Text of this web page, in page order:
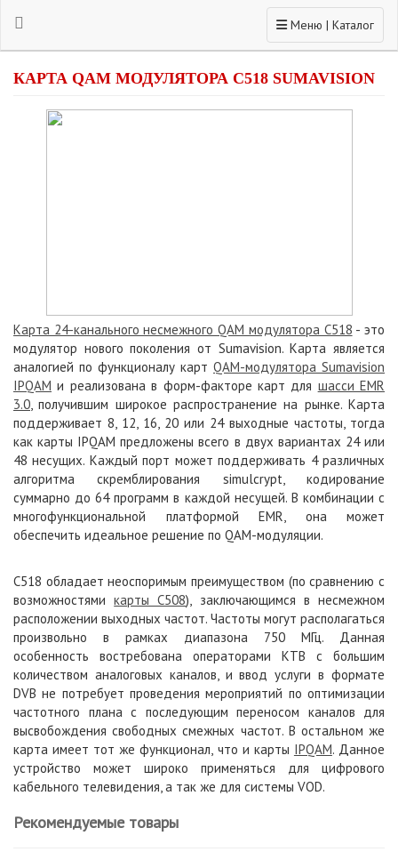
Toggle navigation
Меню | Каталог
КАРТА QAM МОДУЛЯТОРА C518 SUMAVISION
Карта 24-канального несмежного QAM модулятора C518 - это
модулятор нового поколения от Sumavision. Карта является
аналогией по функционалу карт QAM-модулятора Sumavision
IPQAM и реализована в форм-факторе карт для шасси EMR
3.0, получившим широкое распространение на рынке. Карта
поддерживает 8, 12, 16, 20 или 24 выходные частоты, тогда
как карты IPQAM предложены всего в двух вариантах 24 или
48 несущих. Каждый порт может поддерживать 4 различных
алгоритма скремблирования simulcrypt, кодирование
суммарно до 64 программ в каждой несущей. В комбинации с
многофункциональной платформой EMR, она может
обеспечить идеальное решение по QAM-модуляции.
С518 обладает неоспоримым преимуществом (по сравнению с
возможностямикарты С508), заключающимся в несмежном
расположении выходных частот. Частоты могут располагаться
произвольно в рамках диапазона 750 МГц. Данная
особенность востребована операторами КТВ с большим
количеством аналоговых каналов, и ввод услуги в формате
DVB не потребует проведения мероприятий по оптимизации
частотного плана с последующим переносом каналов для
высвобождения свободных смежных частот. В остальном же
карта имеет тот же функционал, что и карты IPQAM. Данное
устройство может широко применяться для цифрового
кабельного телевидения, а так же для системы VOD.
Рекомендуемые товары